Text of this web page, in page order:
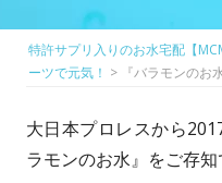
特許サプリ入りのお水宅配【
ーツで元気！ > 『バラモンのお
大日本プロレスから
ラモンのお水』をご存知